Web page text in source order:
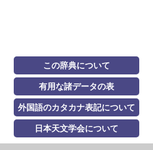
この辞典について
有用な諸データの表
外国語のカタカナ表記について
日本天文学会について